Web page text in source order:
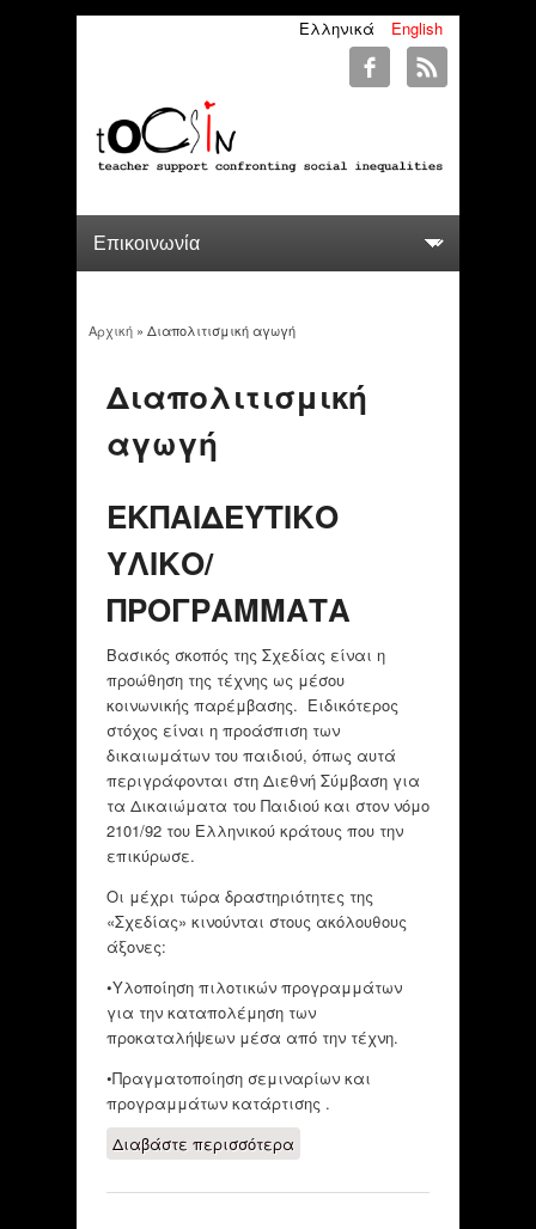
English
Ελληνικά
You are here
Αρχική» Διαπολιτισμική αγωγή
Διαπολιτισμική
αγωγή
ΕΚΠΑΙΔΕΥΤΙΚΟ
ΥΛΙΚΟ/
ΠΡΟΓΡΑΜΜΑΤΑ
Βασικός σκοπός της Σχεδίας είναι η
προώθηση της τέχνης ως μέσου
κοινωνικής παρέμβασης. Ειδικότερος
στόχος είναι η προάσπιση των
δικαιωμάτων του παιδιού, όπως αυτά
περιγράφονται στη Διεθνή Σύμβαση για
τα Δικαιώματα του Παιδιού και στον νόμο
2101/92 του Ελληνικού κράτους που την
επικύρωσε.
Οι μέχρι τώρα δραστηριότητες της
«Σχεδίας» κινούνται στους ακόλουθους
άξονες:
•Υλοποίηση πιλοτικών προγραμμάτων
για την καταπολέμηση των
προκαταλήψεων μέσα από την τέχνη.
•Πραγματοποίηση σεμιναρίων και
προγραμμάτων κατάρτισης .
Διαβάστε περισσότεραγια ΕΚΠΑΙΔΕΥΤΙΚΟ
ΠΡΟΓΡΑΜΜΑΤΑ